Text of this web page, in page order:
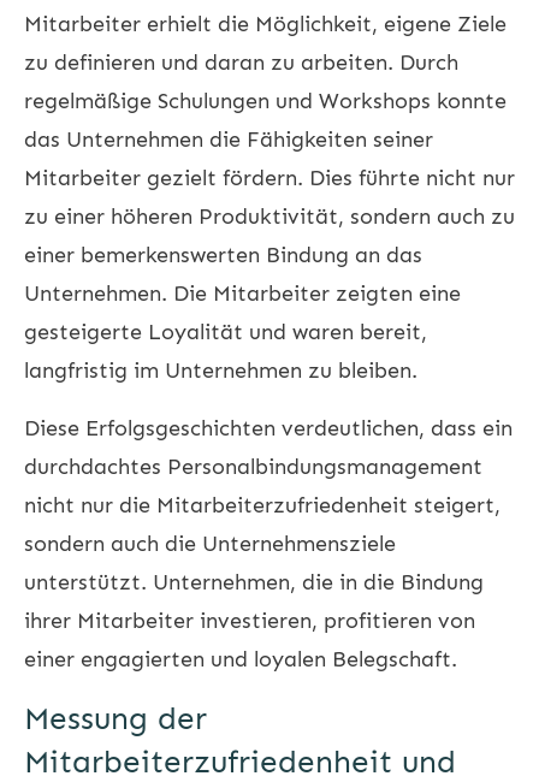
Mitarbeiter erhielt die Möglichkeit, eigene Ziele
zu definieren und daran zu arbeiten. Durch
regelmäßige Schulungen und Workshops konnte
das Unternehmen die Fähigkeiten seiner
Mitarbeiter gezielt fördern. Dies führte nicht nur
zu einer höheren Produktivität, sondern auch zu
einer bemerkenswerten Bindung an das
Unternehmen. Die Mitarbeiter zeigten eine
gesteigerte Loyalität und waren bereit,
langfristig im Unternehmen zu bleiben.
Diese Erfolgsgeschichten verdeutlichen, dass ein
durchdachtes Personalbindungsmanagement
nicht nur die Mitarbeiterzufriedenheit steigert,
sondern auch die Unternehmensziele
unterstützt. Unternehmen, die in die Bindung
ihrer Mitarbeiter investieren, profitieren von
einer engagierten und loyalen Belegschaft.
Messung der
Mitarbeiterzufriedenheit und